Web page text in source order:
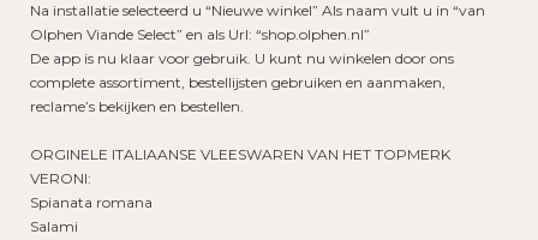
Na installatie selecteerd u “Nieuwe winkel” Als naam vult u in “van
Olphen Viande Select” en als Url: “shop.olphen.nl”
De app is nu klaar voor gebruik. U kunt nu winkelen door ons
complete assortiment, bestellijsten gebruiken en aanmaken,
reclame’s bekijken en bestellen.
ORGINELE ITALIAANSE VLEESWAREN VAN HET TOPMERK
VERONI:
Spianata romana
Salami